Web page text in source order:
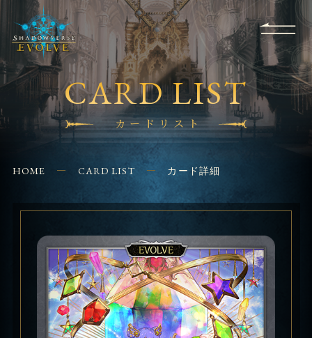
Q&A
EVENT SHOPS
FOR
BEGINNERS
APPLICATION
CONTACT
CARD LIST
カードリスト
HOME CARD LIST カード詳細